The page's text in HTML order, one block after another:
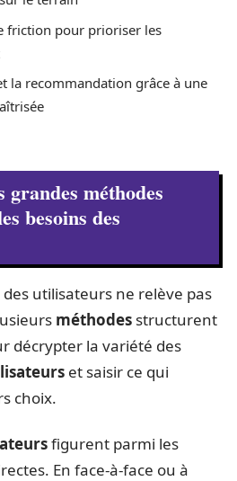
friction pour prioriser les
la recommandation grâce à une
grandes méthodes
besoins des
utilisateurs ne relève pas
méthodes structurent
décrypter la variété des
et saisir ce qui
choix.
figurent parmi les
En face-à-face ou à